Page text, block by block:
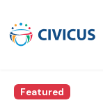
Featured